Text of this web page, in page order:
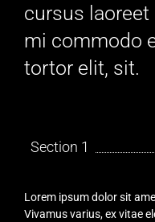
cursus laoreet
mi commodo
tortor elit, sit.
Section 1
Lorem ipsum dolor sit
Vivamus varius, ex vitae